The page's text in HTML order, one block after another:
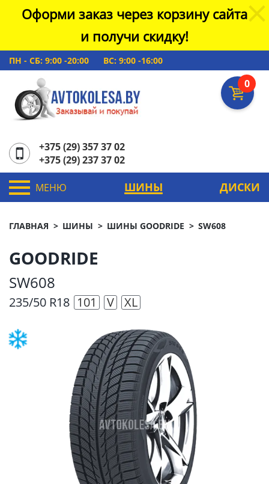
Оформи заказ через корзину сайта
и получи скидку!
ПН - СБ: 9:00 -20:00 ВС: 9:00 -16:00
0
+375 (29) 357 37 02
+375 (29) 237 37 02
МЕНЮ ШИНЫ ДИСКИ
ГЛАВНАЯ ШИНЫ ШИНЫ GOODRIDE SW608
GOODRIDE
SW608
235/50 R18 101 V XL